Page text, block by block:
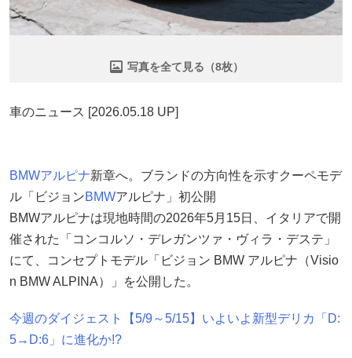
写真を全て見る（8枚）
車のニュース [2026.05.18 UP]
BMWアルピナ新章へ。ブランドの方向性を示すクーペモデ
ル「ビジョンBMWアルピナ」初公開
BMWアルピナは現地時間の2026年5月15日、イタリアで開
催された「コンコルソ・デレガンツァ・ヴィラ・デステ」
にて、コンセプトモデル「ビジョン BMW アルピナ（Visio
n BMW ALPINA）」を公開した。
今週のダイジェスト【5/9～5/15】いよいよ新型デリカ「D:
5→D:6」に進化か!?